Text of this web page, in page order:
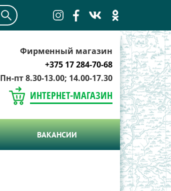
Фирменный магазин
+375 17 284-70-68
Пн-пт 8.30-13.00; 14.00-17.30
ИНТЕРНЕТ-МАГАЗИН
ВАКАНСИИ